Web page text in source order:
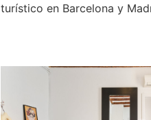
turístico en Barcelona y